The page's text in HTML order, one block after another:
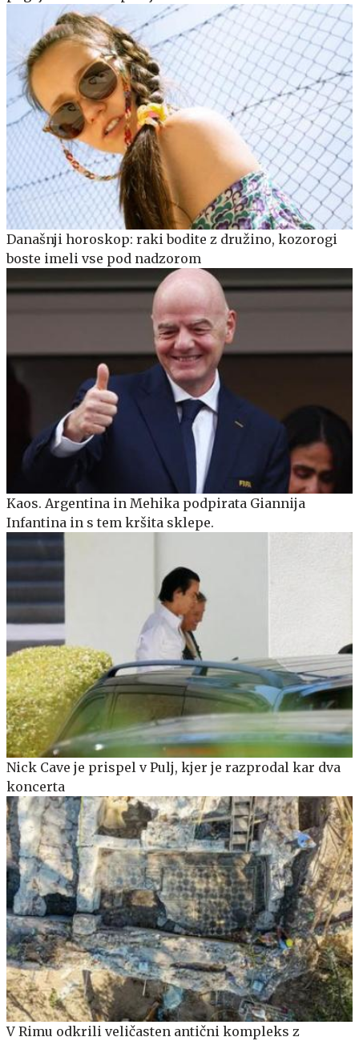
Današnji horoskop: raki bodite z družino, kozorogi
boste imeli vse pod nadzorom
Kaos. Argentina in Mehika podpirata Giannija
Infantina in s tem kršita sklepe.
Nick Cave je prispel v Pulj, kjer je razprodal kar dva
koncerta
V Rimu odkrili veličasten antični kompleks z